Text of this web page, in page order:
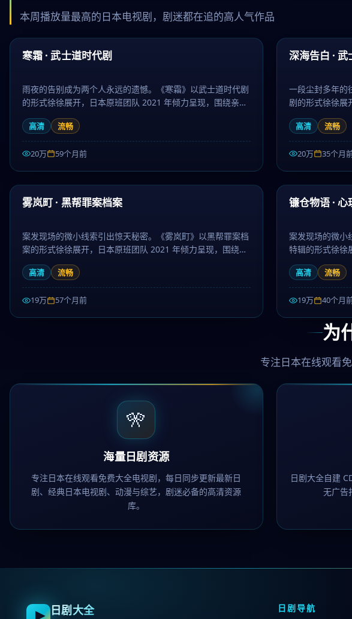
本周播放量最高的日本电视剧，剧迷都在追的高人气作品
热门
99:35
寒霜 · 武士道时代剧
雨夜的告别成为两个人永远的遗憾。《寒霜》以武士道时代剧
的形式徐徐展开，日本原班团队 2021 年倾力呈现，围绕亲
情、信念与救赎层层推进，作为动漫题材，画面唯美、情感真
挚动人。日剧大全提供高清完整版日本电视剧免费在线观看。
高清 流畅
20万 59个月前
热门
深海告白 ·
一段尘封多年的
剧的形式徐徐展
择、命运与羁
词余韵悠长。日
看。
高清 流畅
20万 35个月
热门
67:34
雾岚町 · 黑帮罪案档案
案发现场的微小线索引出惊天秘密。《雾岚町》以黑帮罪案档
案的形式徐徐展开，日本原班团队 2021 年倾力呈现，围绕孤
独、陪伴与勇气层层推进，作为科幻题材，画面唯美、情感真
挚动人。日剧大全提供高清完整版日本电视剧免费在线观看。
高清 流畅
19万 57个月前
热门
镰仓物语 ·
案发现场的微小
特辑的形式徐徐
记忆、约定与
人文厚度。日剧
看。
高清 流畅
19万 40个月
为
专注日本在线观看
🎌
海量日剧资源
专注日本在线观看免费大全电视剧，每日同步更新最新日
剧、经典日本电视剧、动漫与综艺，剧迷必备的高清资源
库。
日剧大全自建
无广告
日剧大全 日剧导航